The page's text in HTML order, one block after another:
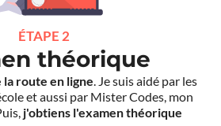
ÉTAPE 2
théorique
la route en ligne. Je suis aidé par les
et aussi par Mister Codes, mon
j'obtiens l'examen théorique